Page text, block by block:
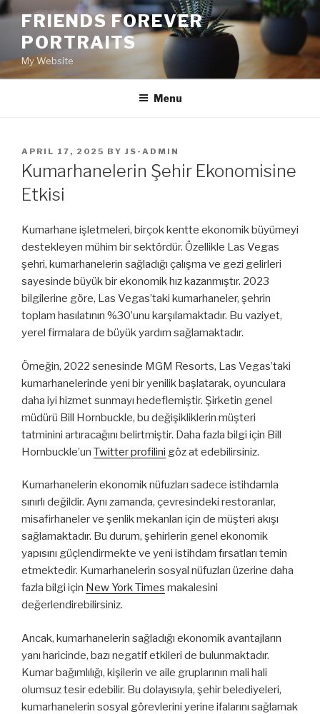
Skip
content
FRIENDS FOREVER
PORTRAITS
My Website
Menu
POSTED
ON
APRIL 17, 2025 BY JS-ADMIN
Kumarhanelerin Şehir Ekonomisine
Etkisi
Kumarhane işletmeleri, birçok kentte ekonomik büyümeyi
destekleyen mühim bir sektördür. Özellikle Las Vegas
şehri, kumarhanelerin sağladığı çalışma ve gezi gelirleri
sayesinde büyük bir ekonomik hız kazanmıştır. 2023
bilgilerine göre, Las Vegas’taki kumarhaneler, şehrin
toplam hasılatının %30’unu karşılamaktadır. Bu vaziyet,
yerel firmalara de büyük yardım sağlamaktadır.
Örneğin, 2022 senesinde MGM Resorts, Las Vegas’taki
kumarhanelerinde yeni bir yenilik başlatarak, oyunculara
daha iyi hizmet sunmayı hedeflemiştir. Şirketin genel
müdürü Bill Hornbuckle, bu değişikliklerin müşteri
tatminini artıracağını belirtmiştir. Daha fazla bilgi için Bill
Hornbuckle’un Twitter profilini göz at edebilirsiniz.
Kumarhanelerin ekonomik nüfuzları sadece istihdamla
sınırlı değildir. Aynı zamanda, çevresindeki restoranlar,
misafirhaneler ve şenlik mekanları için de müşteri akışı
sağlamaktadır. Bu durum, şehirlerin genel ekonomik
yapısını güçlendirmekte ve yeni istihdam fırsatları temin
etmektedir. Kumarhanelerin sosyal nüfuzları üzerine daha
fazla bilgi için New York Times makalesini
değerlendirebilirsiniz.
Ancak, kumarhanelerin sağladığı ekonomik avantajların
yanı haricinde, bazı negatif etkileri de bulunmaktadır.
Kumar bağımlılığı, kişilerin ve aile gruplarının mali hali
olumsuz tesir edebilir. Bu dolayısıyla, şehir belediyeleri,
kumarhanelerin sosyal görevlerini yerine ifalarını sağlamak